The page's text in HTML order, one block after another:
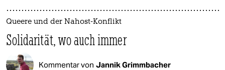
Queere und der Nahost-Konflikt
Solidarität, wo auch immer
Kommentar von Jannik Grimmbacher